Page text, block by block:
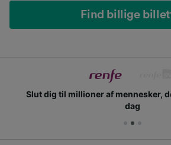
Find billige
Slut dig til millioner af mennesker,
dag